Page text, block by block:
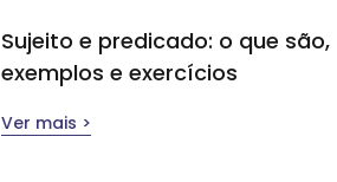
Sujeito e predicado: o que são,
exemplos e exercícios
Ver mais >